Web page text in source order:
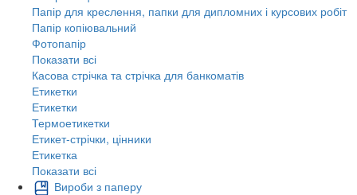
Папір для креслення, папки для дипломних і курсових робіт
Папір копіювальний
Фотопапір
Показати всі
Касова стрічка та стрічка для банкоматів
Етикетки
Етикетки
Термоетикетки
Етикет-стрічки, цінники
Етикетка
Показати всі
Вироби з паперу